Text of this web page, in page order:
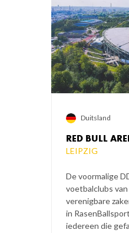
RED BULL
LEIPZIG
De voormalige
voetbalclubs
verenigbare
in
iedereen die
Duitsland